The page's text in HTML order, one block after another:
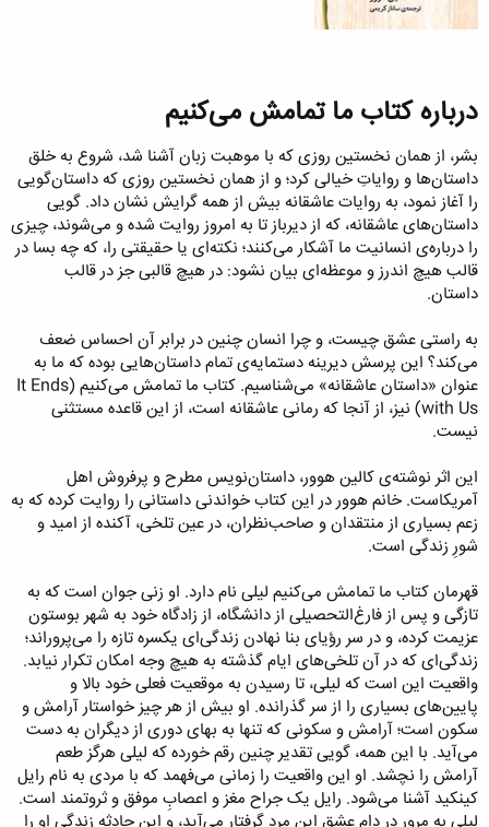
درباره کتاب ما تمامش می‌کنیم​
بشر، از همان نخستین روزی که با موهبت زبان آشنا شد، شروع به خلق
داستان‌ها و روایاتِ خیالی کرد؛ و از همان نخستین روزی که داستان‌گویی
را آغاز نمود، به روایات عاشقانه بیش از همه گرایش نشان داد. گویی
داستان‌های عاشقانه، که از دیرباز تا به امروز روایت شده و می‌شوند، چیزی
را درباره‌ی انسانیت ما آشکار می‌کنند؛ نکته‌ای یا حقیقتی را، که چه بسا در
قالب هیچ اندرز و موعظه‌ای بیان نشود: در هیچ قالبی جز در قالب
داستان.
به راستی عشق چیست، و چرا انسان چنین در برابر آن احساس ضعف
می‌کند؟ این پرسش دیرینه دستمایه‌ی تمام داستان‌هایی بوده که ما به
عنوان «داستان عاشقانه» می‌شناسیم. کتاب ما تمامش می‌کنیم (It Ends
with Us) نیز، از آنجا که رمانی عاشقانه است، از این قاعده مستثنی
نیست.
این اثر نوشته‌ی کالین هوور، داستان‌نویس مطرح و پرفروش اهل
آمریکاست. خانم هوور در این کتاب خواندنی داستانی را روایت کرده که به
زعم بسیاری از منتقدان و صاحب‌نظران، در عین تلخی، آکنده از امید و
شورِ زندگی است.
قهرمان کتاب ما تمامش می‌کنیم لیلی نام دارد. او زنی جوان است که به
تازگی و پس از فارغ‌التحصیلی از دانشگاه، از زادگاه خود به شهر بوستون
عزیمت کرده، و در سر رؤیای بنا نهادن زندگی‌ای یکسره تازه را می‌پروراند؛
زندگی‌ای که در آن تلخی‌های ایام گذشته به هیچ وجه امکان تکرار نیابد.
واقعیت این است که لیلی، تا رسیدن به موقعیت فعلی خود بالا و
پایین‌های بسیاری را از سر گذرانده. او بیش از هر چیز خواستار آرامش و
سکون است؛ آرامش و سکونی که تنها به بهای دوری از دیگران به دست
می‌آید. با این همه، گویی تقدیر چنین رقم خورده که لیلی هرگز طعم
آرامش را نچشد. او این واقعیت را زمانی می‌فهمد که با مردی به نام رایل
کینکید آشنا می‌شود. رایل یک جراح مغز و اعصابِ موفق و ثروتمند است.
لیلی به مرور در دام عشق این مرد گرفتار می‌آید، و این حادثه زندگی او را